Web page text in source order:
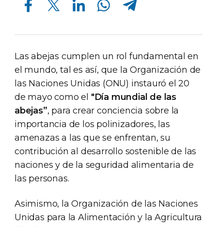
Las abejas cumplen un rol fundamental en
el mundo, tal es así, que la Organización de
las Naciones Unidas (ONU) instauró el 20
de mayo como el "Día mundial de las
abejas”, para crear conciencia sobre la
importancia de los polinizadores, las
amenazas a las que se enfrentan, su
contribución al desarrollo sostenible de las
naciones y de la seguridad alimentaria de
las personas.
Asimismo, la Organización de las Naciones
Unidas para la Alimentación y la Agricultura